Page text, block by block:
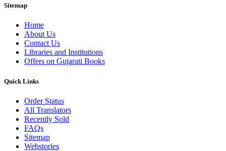
Sitemap
Home
About Us
Contact Us
Libraries and Institutions
Offers on Gujarati Books
Quick Links
Order Status
All Translators
Recently Sold
FAQs
Sitemap
Webstories